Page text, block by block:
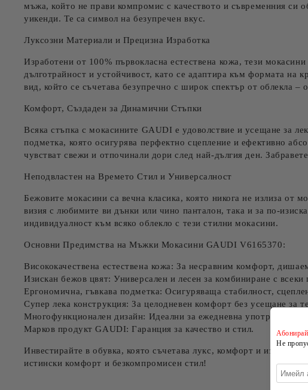
мъжа, който не прави компромис с качеството и съвременния си
уикенди. Те са символ на безупречен вкус.
Луксозни Материали и Прецизна Изработка
Изработени от 100% първокласна естествена кожа, тези
дълготрайност и устойчивост, като се адаптира към формата на
вид, който се съчетава безупречно с широк спектър от облекла –
Комфорт, Създаден за Динамични Стъпки
Всяка стъпка с мокасините GAUDI е удоволствие и усещане за
подметка, която осигурява перфектно сцепление и ефективно
чувстват свежи и отпочинали дори след най-дългия ден.
Неподвластен на Времето Стил и Универсалност
Бежовите мокасини са вечна класика, която никога не излиза от
визия с любимите ви дънки или чино панталон, така и за по-
индивидуалност към всяко облекло с тези стилни мокасини.
Основни Предимства на Мъжки Мокасини GAUDI V6165370:
Висококачествена естествена кожа: За несравним комфорт,
Изискан бежов цвят: Универсален и лесен за комбиниране с всеки
Ергономична, гъвкава подметка: Осигуряваща стабилност,
Супер лека конструкция: За целодневен комфорт без усещане за
Многофункционален дизайн: Идеални за ежедневна употреба и
Марков продукт GAUDI: Гаранция за качество и стил.
Инвестирайте в обувка, която съчетава лукс, комфорт и
истински комфорт и безкомпромисен стил!
Не